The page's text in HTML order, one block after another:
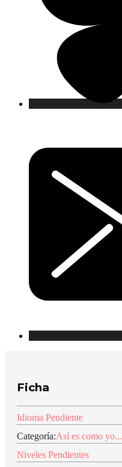
Ficha
Idioma Pendiente
Categoría:Así es como yo...
Niveles Pendientes